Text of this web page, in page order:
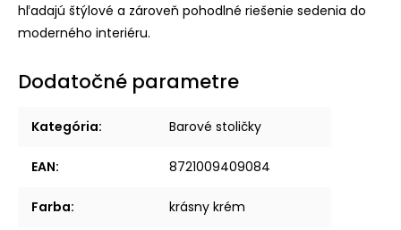
hľadajú štýlové a zároveň pohodlné riešenie sedenia do
moderného interiéru.
Dodatočné parametre
Kategória: Barové stoličky
EAN: 8721009409084
Farba: krásny krém